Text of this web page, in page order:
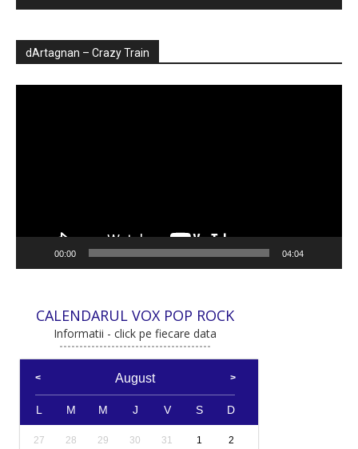
dArtagnan – Crazy Train
00:00 04:04
CALENDARUL VOX POP ROCK
Informatii - click pe fiecare data
August
L M M J V S D
27 28 29 30 31 1 2